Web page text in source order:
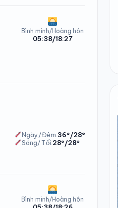
Bình minh/Hoàng hôn
05:38/18:27
Ngày/Đêm:36°/28°
Sáng/Tối:28°/28°
Bình minh/Hoàng hôn